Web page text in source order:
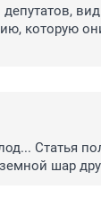
которую
Статья
шар